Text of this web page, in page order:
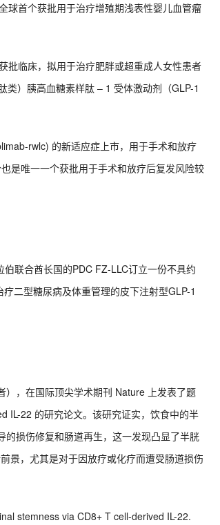
球首个获批用于治疗增殖期浅表性婴儿血管瘤
批临床，拟用于治疗肥胖或超重成人女性患者
）胰高血糖素样肽 – 1 受体激动剂（GLP-1
rwlc) 的新适应症上市，用于手术和放疗
是唯一一个获批用于手术和放疗后复发风险较
联合酋长国的PDC FZ-LLC订立一份不具约
二型糖尿病及体重管理的皮下注射型GLP-1
，在国际顶尖学术期刊 Nature 上发表了题
IL-22 的研究论文。该研究证实，饮食中的半
损伤修复和肠道再生，这一发现凸显了半胱
景，尤其是对于因放疗或化疗而遭受肠道损伤
stemness via CD8+ T cell-derived IL-22.